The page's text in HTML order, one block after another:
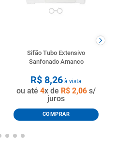
Sifão Tubo Extensivo
Sanfonado Amanco
R$ 8,26 à vista
ou até 4x de R$ 2,06 s/
juros
COMPRAR